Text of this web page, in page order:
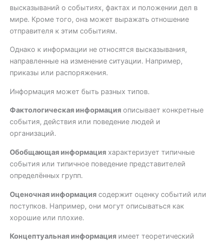
высказываний о событиях, фактах и положении дел в
мире. Кроме того, она может выражать отношение
отправителя к этим событиям.
Однако к информации не относятся высказывания,
направленные на изменение ситуации. Например,
приказы или распоряжения.
Информация может быть разных типов.
Фактологическая информация описывает конкретные
события, действия или поведение людей и
организаций.
Обобщающая информация характеризует типичные
события или типичное поведение представителей
определённых групп.
Оценочная информация содержит оценку событий или
поступков. Например, они могут описываться как
хорошие или плохие.
Концептуальная информация имеет теоретический